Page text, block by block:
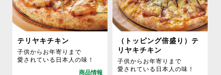
テリヤキチキン
子供からお年寄りまで
愛されている日本人の味！
（トッピング倍盛り）テ
リヤキチキン
子供からお年寄りまで
愛されている日本人の味！